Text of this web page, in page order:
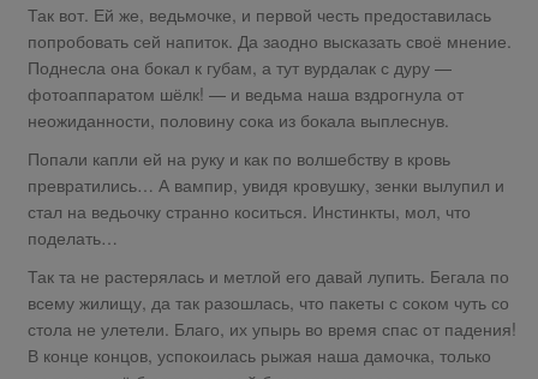
Так вот. Ей же, ведьмочке, и первой честь предоставилась
попробовать сей напиток. Да заодно высказать своё мнение.
Поднесла она бокал к губам, а тут вурдалак с дуру —
фотоаппаратом шёлк! — и ведьма наша вздрогнула от
неожиданности, половину сока из бокала выплеснув.
Попали капли ей на руку и как по волшебству в кровь
превратились… А вампир, увидя кровушку, зенки вылупил и
стал на ведьочку странно коситься. Инстинкты, мол, что
поделать…
Так та не растерялась и метлой его давай лупить. Бегала по
всему жилищу, да так разошлась, что пакеты с соком чуть со
стола не улетели. Благо, их упырь во время спас от падения!
В конце концов, успокоилась рыжая наша дамочка, только